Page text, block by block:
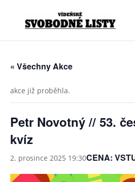
« Všechny Akce
akce již proběhla.
Petr Novotný // 53.
kvíz
2. prosince 2025 19:30CENA: